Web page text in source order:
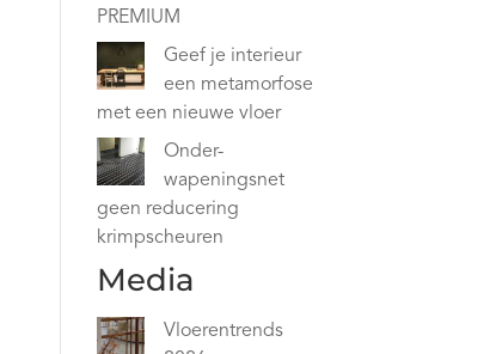
PREMIUM
Geef je interieur
een metamorfose
met een nieuwe vloer
Onder-
wapeningsnet
geen reducering
krimpscheuren
Media
Vloerentrends